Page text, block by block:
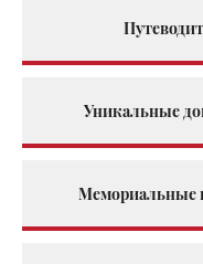
Уникальные
Мемориальные